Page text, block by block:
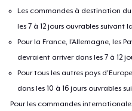
Les commandes à destination
les 7 à 12 jours ouvrables suivant
Pour la France, l'Allemagne, les
devraient arriver dans les 7 à 12
Pour tous les autres pays
dans les 10 à 16 jours ouvrables
Pour les commandes